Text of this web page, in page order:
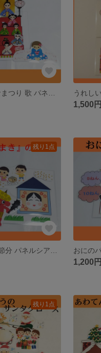
1,500円
残り1点
1,200円
残り1点